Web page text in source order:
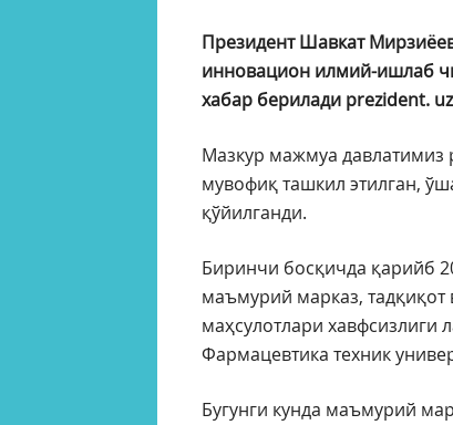
Президент Шавкат
инновацион илмий-ишлаб
хабар берилади prezident.
Мазкур мажмуа давлатимиз
мувофиқ ташкил этилган,
қўйилганди.
Биринчи босқичда қарийб
маъмурий марказ,
маҳсулотлари хавфсизлиги
Фармацевтика техник
Бугунги кунда маъмурий